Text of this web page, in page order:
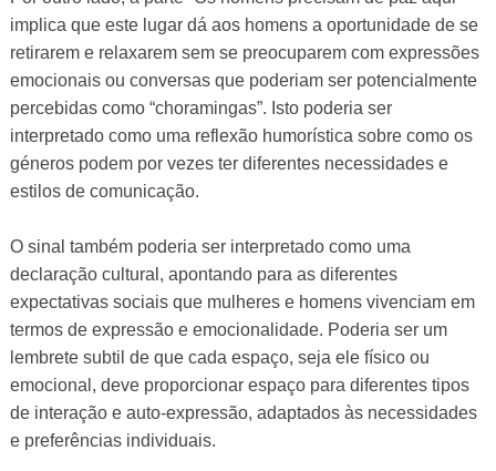
implica que este lugar dá aos homens a oportunidade de se
retirarem e relaxarem sem se preocuparem com expressões
emocionais ou conversas que poderiam ser potencialmente
percebidas como “choramingas”. Isto poderia ser
interpretado como uma reflexão humorística sobre como os
géneros podem por vezes ter diferentes necessidades e
estilos de comunicação.
O sinal também poderia ser interpretado como uma
declaração cultural, apontando para as diferentes
expectativas sociais que mulheres e homens vivenciam em
termos de expressão e emocionalidade. Poderia ser um
lembrete subtil de que cada espaço, seja ele físico ou
emocional, deve proporcionar espaço para diferentes tipos
de interação e auto-expressão, adaptados às necessidades
e preferências individuais.